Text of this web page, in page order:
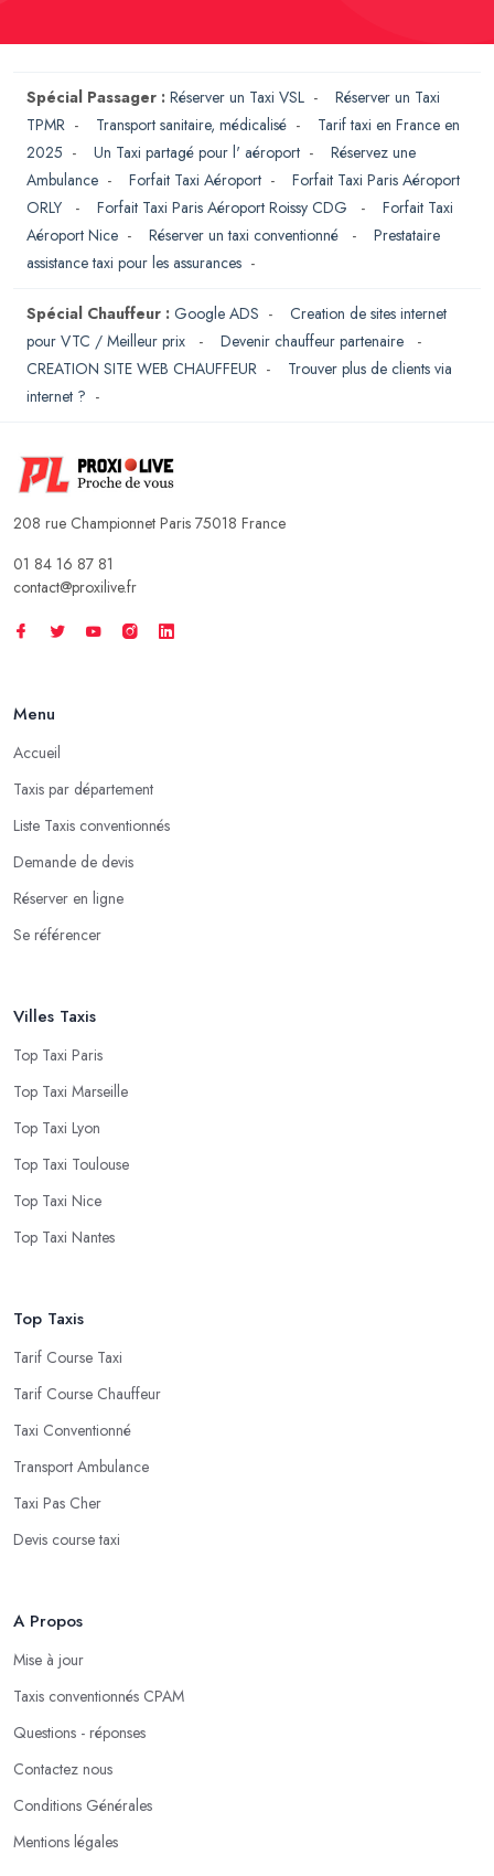
Spécial Passager : Réserver un Taxi VSL - Réserver un Taxi
TPMR - Transport sanitaire, médicalisé - Tarif taxi en France en
2025 - Un Taxi partagé pour l' aéroport - Réservez une
Ambulance - Forfait Taxi Aéroport - Forfait Taxi Paris Aéroport
ORLY
- Forfait Taxi Paris Aéroport Roissy CDG - Forfait Taxi
Aéroport Nice - Réserver un taxi conventionné - Prestataire
assistance taxi pour les assurances -
Spécial Chauffeur : Google ADS - Creation de sites internet
pour VTC / Meilleur prix
- Devenir chauffeur partenaire
-
CREATION SITE WEB CHAUFFEUR - Trouver plus de clients via
internet ? -
208 rue Championnet Paris 75018 France
01 84 16 87 81
contact@proxilive.fr
Menu
Accueil
Taxis par département
Liste Taxis conventionnés
Demande de devis
Réserver en ligne
Se référencer
Villes Taxis
Top Taxi Paris
Top Taxi Marseille
Top Taxi Lyon
Top Taxi Toulouse
Top Taxi Nice
Top Taxi Nantes
Top Taxis
Tarif Course Taxi
Tarif Course Chauffeur
Taxi Conventionné
Transport Ambulance
Taxi Pas Cher
Devis course taxi
A Propos
Mise à jour
Taxis conventionnés CPAM
Questions - réponses
Contactez nous
Conditions Générales
Mentions légales